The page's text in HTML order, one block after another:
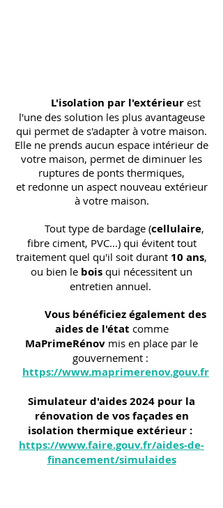
L'isolation par l'extérieurest
l'une des solution les plus avantageuse
qui permet de s'adapter à votre maison.
Elle ne prends aucun espace intérieur de
votre maison, permet de diminuer les
ruptures de ponts thermiques,
et redonne un aspect nouveau extérieur
à votre maison.
Tout type de bardage (cellulaire,
fibre ciment, PVC...) qui évitent tout
traitement quel qu'il soit durant 10 ans,
ou bien le bois qui nécessitent un
entretien annuel.
Vous bénéficiez également des
aides de l'état comme
MaPrimeRénov mis en place par le
gouvernement :
https://www.maprimerenov.gouv.fr
Simulateur d'aides 2024 pour la
rénovation de vos façades en
isolation thermique extérieur :
https://www.faire.gouv.fr/aides-de-
financement/simulaides